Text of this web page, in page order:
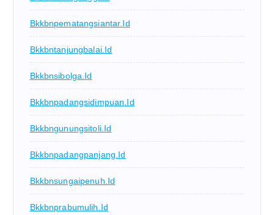
Bkkbnpematangsiantar.id
Bkkbntanjungbalai.id
Bkkbnsibolga.id
Bkkbnpadangsidimpuan.id
Bkkbngunungsitoli.id
Bkkbnpadangpanjang.id
Bkkbnsungaipenuh.id
Bkkbnprabumulih.id